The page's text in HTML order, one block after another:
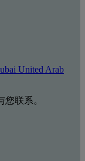
United Arab
联系。